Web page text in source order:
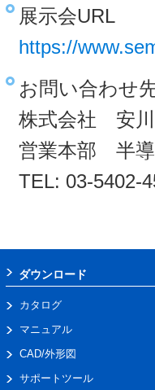
展示会URL
https://
お問い合わせ
株式会社 安
営業本部 半導
TEL: 03-5402-
ダウンロード
カタログ
マニュアル
CAD/外形図
サポートツール